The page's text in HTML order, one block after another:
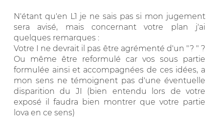
N'étant qu'en L1 je ne sais pas si mon jugement
sera avisé, mais concernant votre plan j'ai
quelques remarques :
Votre I ne devrait il pas être agrémenté d'un "? " ?
Ou même être reformulé car vos sous partie
formulée ainsi et accompagnées de ces idées, a
mon sens ne témoignent pas d'une éventuelle
disparition du JI (bien entendu lors de votre
exposé il faudra bien montrer que votre partie
lova en ce sens)